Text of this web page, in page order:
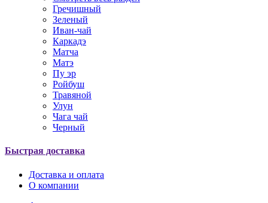
Гречишный
Зеленый
Иван-чай
Каркадэ
Матча
Матэ
Пу эр
Ройбуш
Травяной
Улун
Чага чай
Черный
Быстрая доставка
Доставка и оплата
О компании